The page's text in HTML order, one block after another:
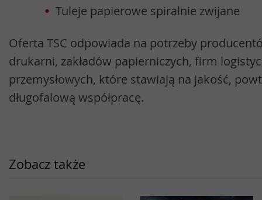
Tuleje papierowe spiralnie zwijane
Oferta TSC odpowiada na potrzeby
drukarni, zakładów papierniczych, firm
przemysłowych, które stawiają na jakość,
długofalową współpracę.
Zobacz także